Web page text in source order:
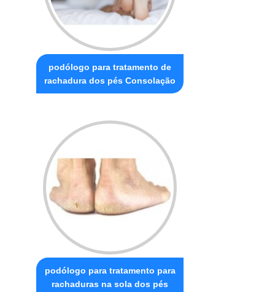
podólogo para tratamento de
rachadura dos pés Consolação
podólogo para tratamento para
rachaduras na sola dos pés